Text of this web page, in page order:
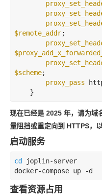
$remote_addr;
$scheme;
proxy_pass
    }
现在已经是 2025 年，请为域
量阻挡或重定向到 HTTPS，
启动服务
cd
joplin-server
docker-compose up
-d
查看资源占用